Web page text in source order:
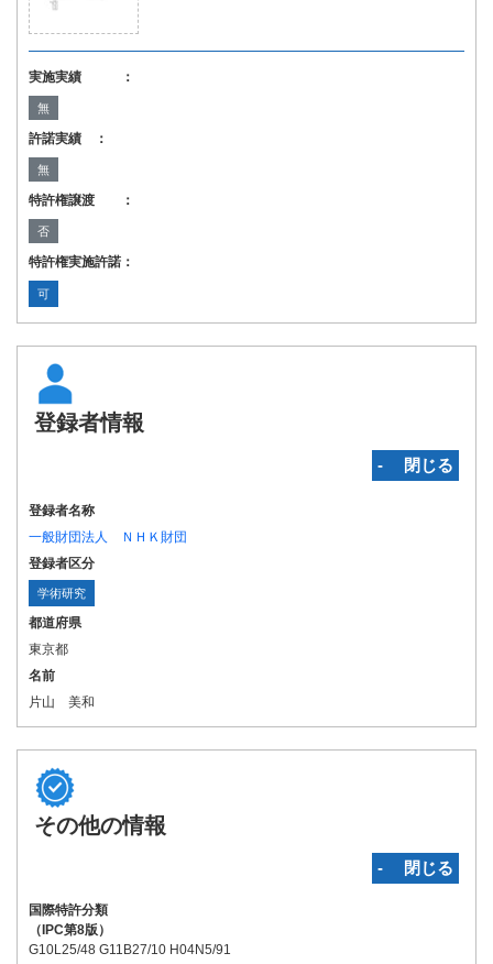
実施実績 ：
無
許諾実績 ：
無
特許権譲渡 ：
否
特許権実施許諾：
可
登録者情報
‐ 閉じる
登録者名称
一般財団法人 ＮＨＫ財団
登録者区分
学術研究
都道府県
東京都
名前
片山 美和
その他の情報
‐ 閉じる
国際特許分類
（IPC第8版）
G10L25/48 G11B27/10 H04N5/91